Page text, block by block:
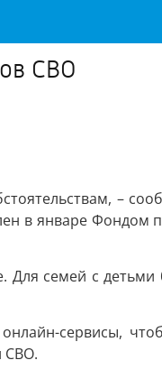
СВО
–
в январе Фондом
Для семей с детьми
сервисы,
СВО.